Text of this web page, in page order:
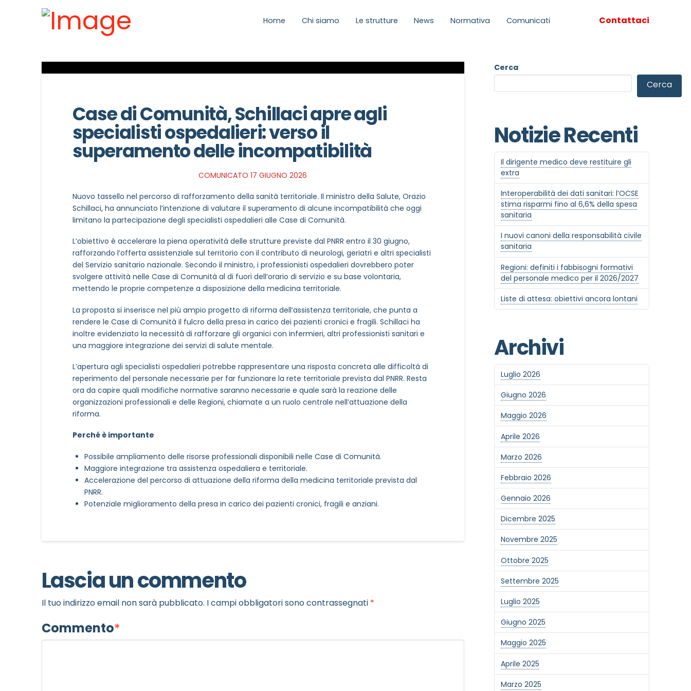
Home Chi siamo Le strutture News Normativa Comunicati Contattaci
Case di Comunità, Schillaci apre agli
specialisti ospedalieri: verso il
superamento delle incompatibilità
COMUNICATO 17 GIUGNO 2026
Nuovo tassello nel percorso di rafforzamento della sanità territoriale. Il ministro della Salute, Orazio
Schillaci, ha annunciato l’intenzione di valutare il superamento di alcune incompatibilità che oggi
limitano la partecipazione degli specialisti ospedalieri alle Case di Comunità.
L’obiettivo è accelerare la piena operatività delle strutture previste dal PNRR entro il 30 giugno,
rafforzando l’offerta assistenziale sul territorio con il contributo di neurologi, geriatri e altri specialisti
del Servizio sanitario nazionale. Secondo il ministro, i professionisti ospedalieri dovrebbero poter
svolgere attività nelle Case di Comunità al di fuori dell’orario di servizio e su base volontaria,
mettendo le proprie competenze a disposizione della medicina territoriale.
La proposta si inserisce nel più ampio progetto di riforma dell’assistenza territoriale, che punta a
rendere le Case di Comunità il fulcro della presa in carico dei pazienti cronici e fragili. Schillaci ha
inoltre evidenziato la necessità di rafforzare gli organici con infermieri, altri professionisti sanitari e
una maggiore integrazione dei servizi di salute mentale.
L’apertura agli specialisti ospedalieri potrebbe rappresentare una risposta concreta alle difficoltà di
reperimento del personale necessarie per far funzionare la rete territoriale prevista dal PNRR. Resta
ora da capire quali modifiche normative saranno necessarie e quale sarà la reazione delle
organizzazioni professionali e delle Regioni, chiamate a un ruolo centrale nell’attuazione della
riforma.
Perché è importante
Possibile ampliamento delle risorse professionali disponibili nelle Case di Comunità.
Maggiore integrazione tra assistenza ospedaliera e territoriale.
Accelerazione del percorso di attuazione della riforma della medicina territoriale prevista dal
PNRR.
Potenziale miglioramento della presa in carico dei pazienti cronici, fragili e anziani.
Lascia un commento
Il tuo indirizzo email non sarà pubblicato. I campi obbligatori sono contrassegnati *
Commento*
Cerca
Cerca
Notizie Recenti
Il dirigente medico deve restituire gli
extra
Interoperabilità dei dati sanitari: l’OCSE
stima risparmi fino al 6,6% della spesa
sanitaria
I nuovi canoni della responsabilità civile
sanitaria
Regioni: definiti i fabbisogni formativi
del personale medico per il 2026/2027
Liste di attesa: obiettivi ancora lontani
Archivi
Luglio 2026
Giugno 2026
Maggio 2026
Aprile 2026
Marzo 2026
Febbraio 2026
Gennaio 2026
Dicembre 2025
Novembre 2025
Ottobre 2025
Settembre 2025
Luglio 2025
Giugno 2025
Maggio 2025
Aprile 2025
Marzo 2025